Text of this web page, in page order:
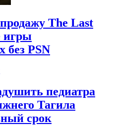
The Last
игры
без PSN
педиатра
Тагила
срок